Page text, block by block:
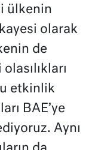
ülkenin
olarak
de
etkinlik
BAE’ye
Aynı